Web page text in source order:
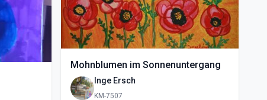
Mohnblumen im Sonnenuntergang
Inge Ersch
KM-7507